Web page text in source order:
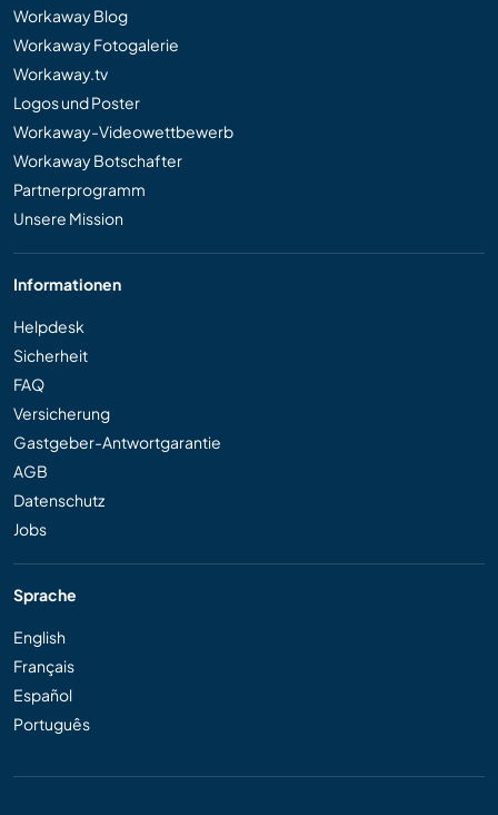
Workaway Blog
Workaway Fotogalerie
Workaway.tv
Logos und Poster
Workaway-Videowettbewerb
Workaway Botschafter
Partnerprogramm
Unsere Mission
Informationen
Helpdesk
Sicherheit
FAQ
Versicherung
Gastgeber-Antwortgarantie
AGB
Datenschutz
Jobs
Sprache
English
Français
Español
Português